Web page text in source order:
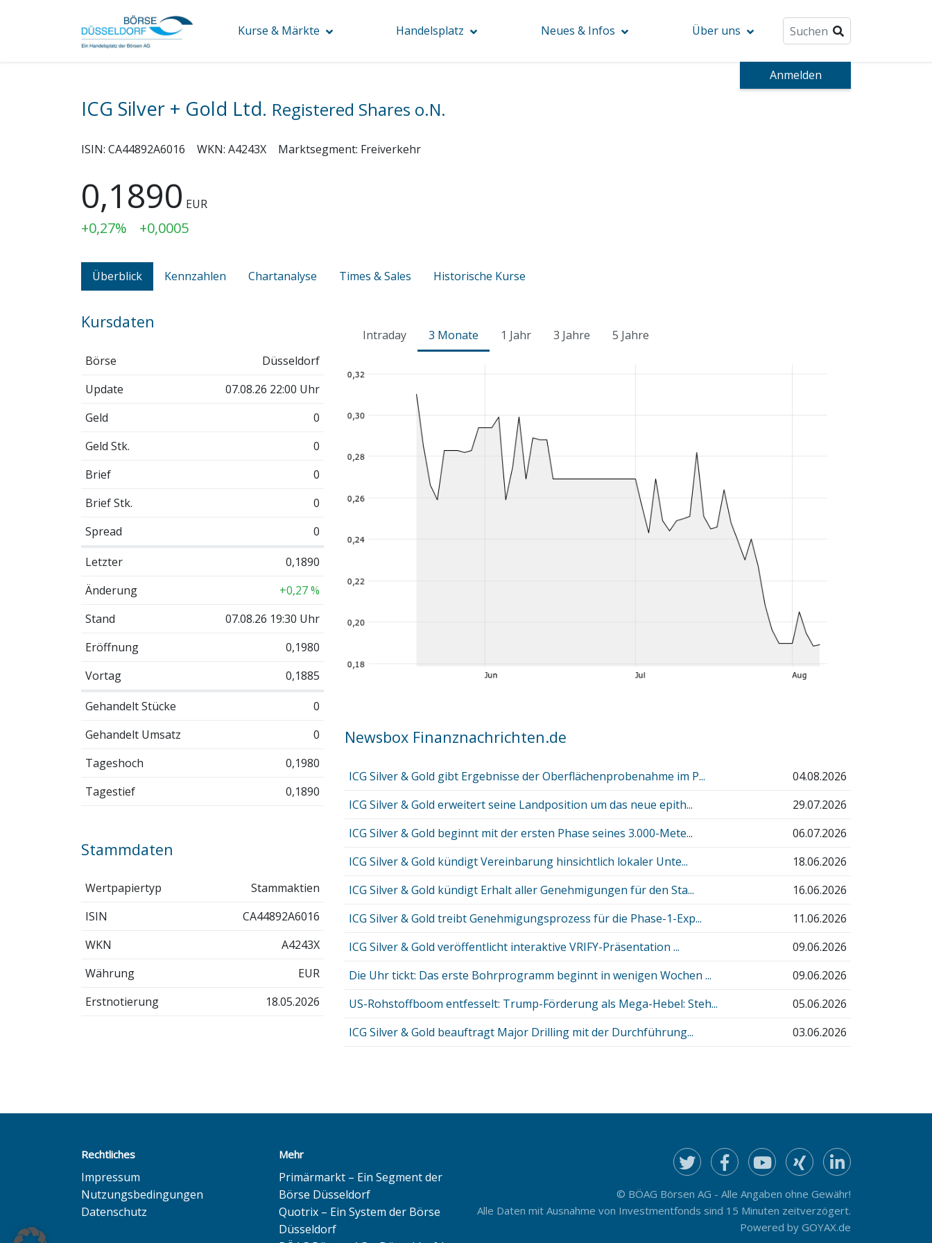
Kurse & Märkte Handelsplatz Neues & Infos Über uns
Anmelden
ICG Silver + Gold Ltd. Registered Shares o.N.
ISIN: CA44892A6016 WKN: A4243X Marktsegment: Freiverkehr
0,1890 EUR
+0,27% +0,0005
Überblick Kennzahlen Chartanalyse Times & Sales Historische Kurse
Kursdaten
Börse
Düsseldorf
Update
07.08.26 22:00 Uhr
Geld
0
Geld Stk.
0
Brief
0
Brief Stk.
0
Spread
0
Letzter
0,1890
Änderung
+0,27 %
Stand
07.08.26 19:30 Uhr
Eröffnung
0,1980
Vortag
0,1885
Gehandelt Stücke
0
Gehandelt Umsatz
0
Tageshoch
0,1980
Tagestief
0,1890
Stammdaten
Wertpapiertyp
Stammaktien
ISIN
CA44892A6016
WKN
A4243X
Währung
EUR
Erstnotierung
18.05.2026
Intraday 3 Monate 1 Jahr 3 Jahre 5 Jahre
Newsbox Finanznachrichten.de
ICG Silver & Gold gibt Ergebnisse der Oberflächenprobenahme im P...
04.08.2026
ICG Silver & Gold erweitert seine Landposition um das neue epith...
29.07.2026
ICG Silver & Gold beginnt mit der ersten Phase seines 3.000-Mete...
06.07.2026
ICG Silver & Gold kündigt Vereinbarung hinsichtlich lokaler Unte...
18.06.2026
ICG Silver & Gold kündigt Erhalt aller Genehmigungen für den Sta...
16.06.2026
ICG Silver & Gold treibt Genehmigungsprozess für die Phase-1-Exp...
11.06.2026
ICG Silver & Gold veröffentlicht interaktive VRIFY-Präsentation ...
09.06.2026
Die Uhr tickt: Das erste Bohrprogramm beginnt in wenigen Wochen ...
09.06.2026
US-Rohstoffboom entfesselt: Trump-Förderung als Mega-Hebel: Steh...
05.06.2026
ICG Silver & Gold beauftragt Major Drilling mit der Durchführung...
03.06.2026
Rechtliches
Impressum
Nutzungsbedingungen
Datenschutz
Mehr
Primärmarkt – Ein Segment der
Börse Düsseldorf
Quotrix – Ein System der Börse
Düsseldorf
© BÖAG Börsen AG - Alle Angaben ohne Gewähr!
Alle Daten mit Ausnahme von Investmentfonds sind 15 Minuten zeitverzögert.
Powered by GOYAX.de